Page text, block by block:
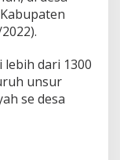
dari 1300
unsur
se desa